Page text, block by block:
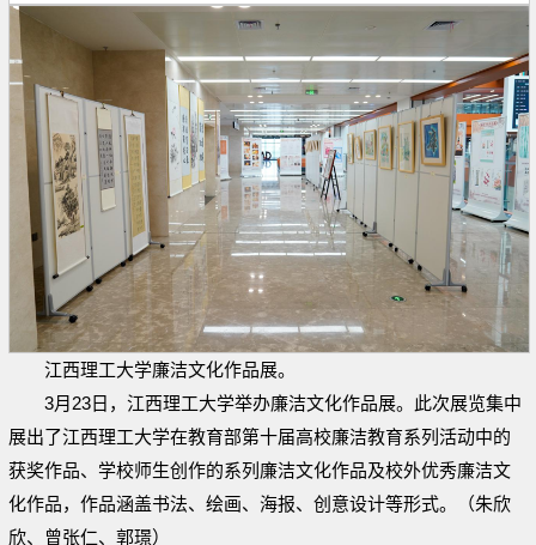
江西理工大学廉洁文化作品展。
3月23日，江西理工大学举办廉洁文化作品展。此次展览集中
展出了江西理工大学在教育部第十届高校廉洁教育系列活动中的
获奖作品、学校师生创作的系列廉洁文化作品及校外优秀廉洁文
化作品，作品涵盖书法、绘画、海报、创意设计等形式。（朱欣
欣、曾张仁、郭璟）